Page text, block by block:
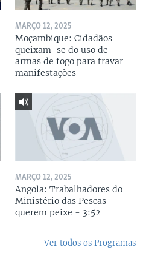
MARÇO 12, 2025
Moçambique: Cidadãos
queixam-se do uso de
armas de fogo para travar
manifestações
MARÇO 12, 2025
Angola: Trabalhadores do
Ministério das Pescas
querem peixe - 3:52
Ver todos os Programas